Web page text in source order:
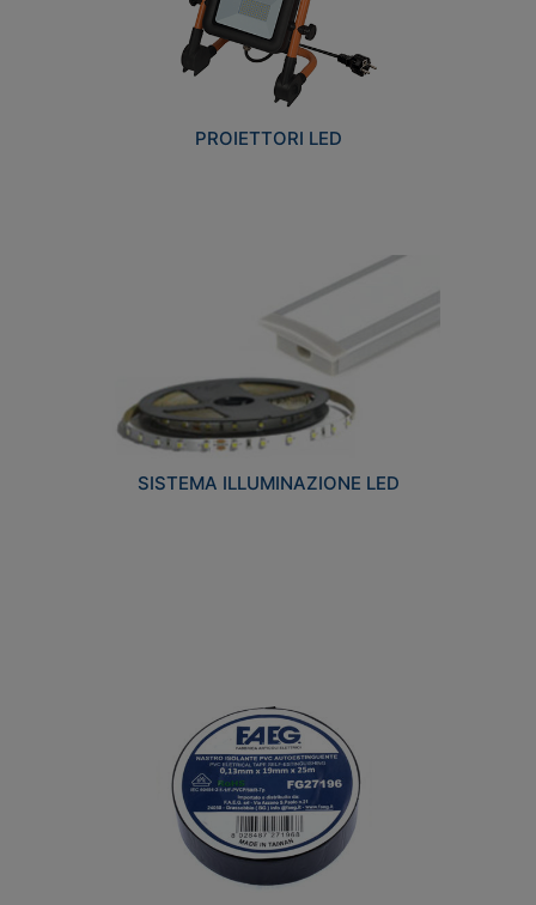
PROIETTORI LED
SISTEMA ILLUMINAZIONE LED